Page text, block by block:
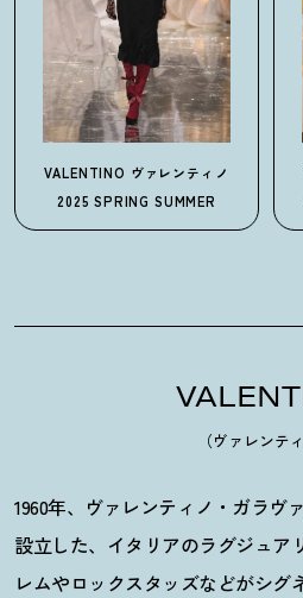
VALENTINO ヴァレンティノ
2025 SPRING SUMMER
（ヴァレンテ
1960年、ヴァレンティノ・ガラヴ
設立した、イタリアのラグジュア
レムやロックスタッズなどがシグ